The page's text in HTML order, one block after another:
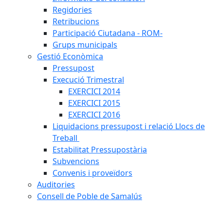
Regidories
Retribucions
Participació Ciutadana - ROM-
Grups municipals
Gestió Econòmica
Pressupost
Execució Trimestral
EXERCICI 2014
EXERCICI 2015
EXERCICI 2016
Liquidacions pressupost i relació Llocs de
Treball
Estabilitat Pressupostària
Subvencions
Convenis i proveïdors
Auditories
Consell de Poble de Samalús